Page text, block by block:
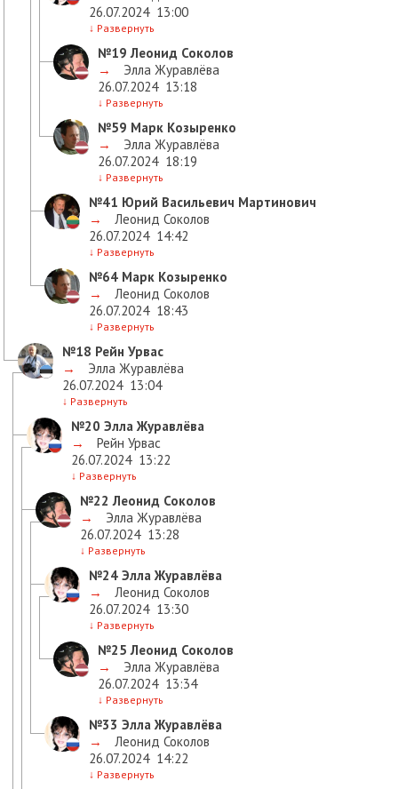
26.07.2024 13:00
↓ Развернуть
№19 Леонид Соколов
→
Элла Журавлёва
26.07.2024 13:18
↓ Развернуть
№59 Марк Козыренко
→
Элла Журавлёва
26.07.2024 18:19
↓ Развернуть
№41 Юрий Васильевич Мартинович
→
Леонид Соколов
26.07.2024 14:42
↓ Развернуть
№64 Марк Козыренко
→
Леонид Соколов
26.07.2024 18:43
↓ Развернуть
№18 Рейн Урвас
→
Элла Журавлёва
26.07.2024 13:04
↓ Развернуть
№20 Элла Журавлёва
→
Рейн Урвас
26.07.2024 13:22
↓ Развернуть
№22 Леонид Соколов
→
Элла Журавлёва
26.07.2024 13:28
↓ Развернуть
№24 Элла Журавлёва
→
Леонид Соколов
26.07.2024 13:30
↓ Развернуть
№25 Леонид Соколов
→
Элла Журавлёва
26.07.2024 13:34
↓ Развернуть
№33 Элла Журавлёва
→
Леонид Соколов
26.07.2024 14:22
↓ Развернуть